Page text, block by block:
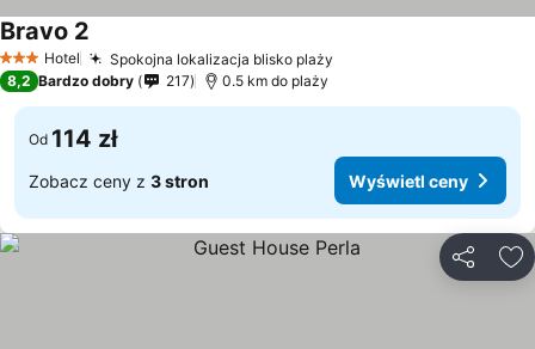
3 Kategoria
Hotel Spokojna lokalizacja blisko plaży
Bravo 2
8,2 Bardzo dobry 217 0.5 km do plaży
Od 114 zł
Zobacz ceny z 3 stron Wyświetl ceny